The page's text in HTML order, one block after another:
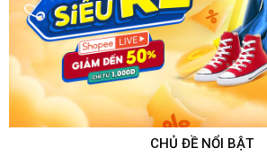
CHỦ ĐỀ NỔI BẬT